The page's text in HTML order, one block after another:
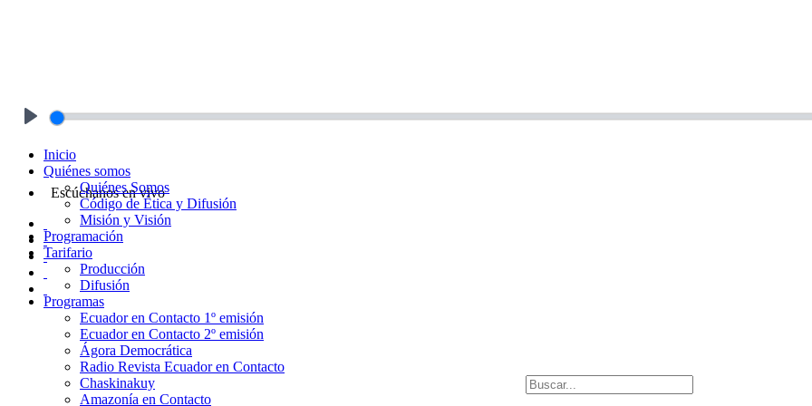
Escúchanos en vivo
Inicio
Quiénes somos
Quiénes Somos
Código de Ética y Difusión
Misión y Visión
Programación
Tarifario
Producción
Difusión
Programas
Ecuador en Contacto 1º emisión
Ecuador en Contacto 2º emisión
Ágora Democrática
Radio Revista Ecuador en Contacto
Chaskinakuy
Amazonía en Contacto